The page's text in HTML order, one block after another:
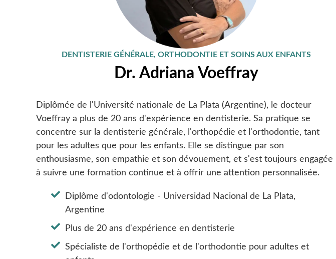
DENTISTERIE GÉNÉRALE, ORTHODONTIE ET SOINS AUX ENFANTS
Dr. Adriana Voeffray
Diplômée de l'Université nationale de La Plata (Argentine), le docteur
Voeffray a plus de 20 ans d'expérience en dentisterie. Sa pratique se
concentre sur la dentisterie générale, l'orthopédie et l'orthodontie, tant
pour les adultes que pour les enfants. Elle se distingue par son
enthousiasme, son empathie et son dévouement, et s'est toujours engagée
à suivre une formation continue et à offrir une attention personnalisée.
Diplôme d'odontologie - Universidad Nacional de La Plata,
Argentine
Plus de 20 ans d'expérience en dentisterie
Spécialiste de l'orthopédie et de l'orthodontie pour adultes et